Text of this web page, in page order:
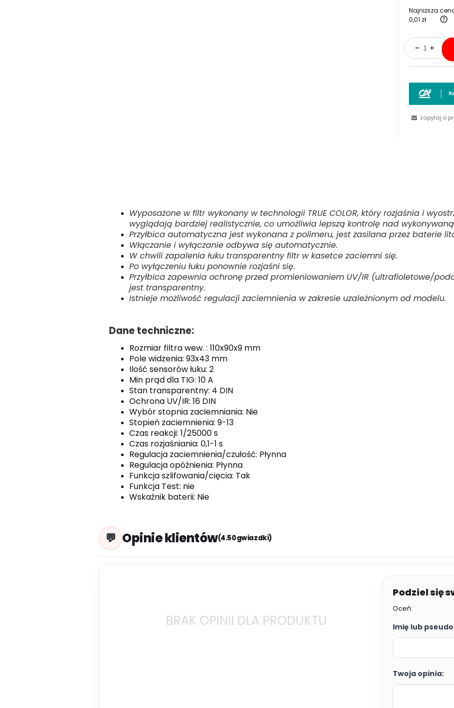
Najniższa
0,01 zł
zapytaj o
Wyposażone w filtr wykonany w technologii TRUE COLOR, który rozjaśnia i
wyglądają bardziej realistycznie, co umożliwia lepszą kontrolę nad
Przyłbica automatyczna jest wykonana z polimeru, jest zasilana przez baterie
Włączanie i wyłączanie odbywa się automatycznie.
W chwili zapalenia łuku transparentny filtr w kasetce zaciemni się.
Po wyłączeniu łuku ponownie rozjaśni się.
Przyłbica zapewnia ochronę przed promieniowaniem UV/IR (ultrafioletowe/
jest transparentny.
Istnieje możliwość regulacji zaciemnienia w zakresie uzależnionym od modelu.
Dane techniczne:
Rozmiar filtra wew. : 110x90x9 mm
Pole widzenia: 93x43 mm
Ilość sensorów łuku: 2
Min prąd dla TIG: 10 A
Stan transparentny: 4 DIN
Ochrona UV/IR: 16 DIN
Wybór stopnia zaciemniania: Nie
Stopień zaciemnienia: 9-13
Czas reakcji: 1/25000 s
Czas rozjaśniania: 0,1-1 s
Regulacja zaciemnienia/czułość: Płynna
Regulacja opóźnienia: Płynna
Funkcja szlifowania/cięcia: Tak
Funkcja Test: nie
Wskaźnik baterii: Nie
Opinie klientów(4.50 gwiazdki)
BRAK OPINII DLA PRODUKTU
Oceń:
Imię lub
Twoja opinia: